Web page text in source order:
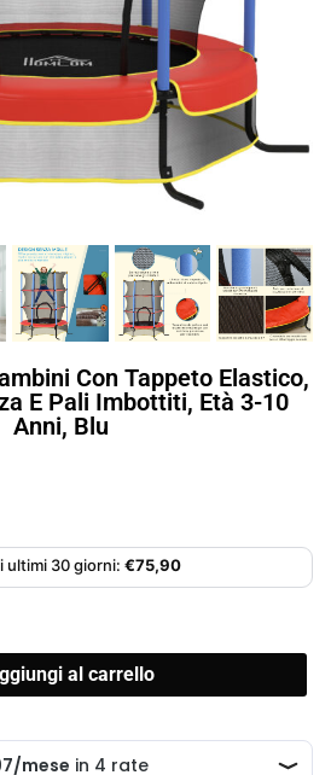
Con Tappeto Elastico,
E Pali Imbottiti, Età 3-10
Anni, Blu
ultimi 30 giorni: €75,90
al carrello